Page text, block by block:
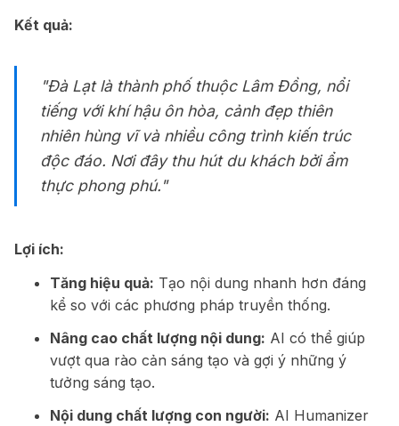
Kết quả:
"Đà Lạt là thành phố thuộc Lâm Đồng, nổi
tiếng với khí hậu ôn hòa, cảnh đẹp thiên
nhiên hùng vĩ và nhiều công trình kiến trúc
độc đáo. Nơi đây thu hút du khách bởi ẩm
thực phong phú."
Lợi ích:
Tăng hiệu quả: Tạo nội dung nhanh hơn đáng
kể so với các phương pháp truyền thống.
Nâng cao chất lượng nội dung: AI có thể giúp
vượt qua rào cản sáng tạo và gợi ý những ý
tưởng sáng tạo.
Nội dung chất lượng con người: AI Humanizer